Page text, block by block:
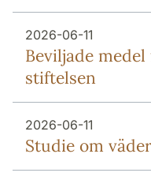
2026-06-11
Beviljade
stiftelsen
2026-06-11
Studie om